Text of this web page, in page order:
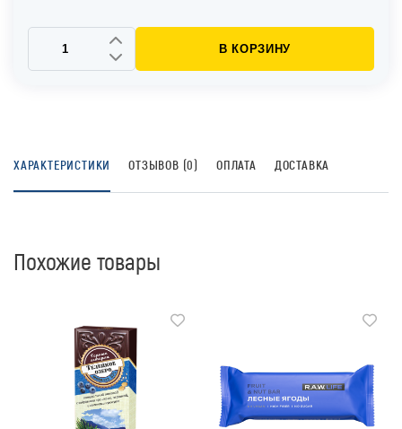
В КОРЗИНУ
ХАРАКТЕРИСТИКИ ОТЗЫВОВ (0) ОПЛАТА ДОСТАВКА
Похожие товары